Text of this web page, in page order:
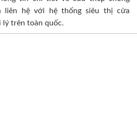
liên hệ với hệ thống siêu thị cửa
lý trên toàn quốc.